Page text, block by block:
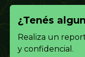
¿Tenés
Realiza un
y confidencial.